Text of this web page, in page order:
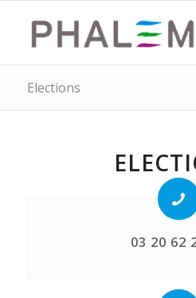
Elections
03 20 62